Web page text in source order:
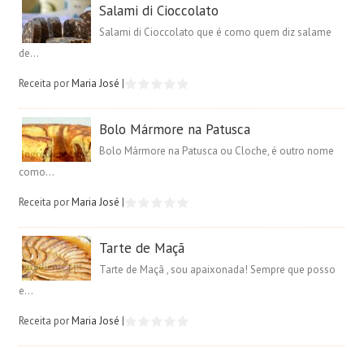
Salami di Cioccolato
Salami di Cioccolato que é como quem diz salame
de...
Receita porMaria José |
Bolo Mármore na Patusca
Bolo Mármore na Patusca ou Cloche, é outro nome
como...
Receita porMaria José |
Tarte de Maçã
Tarte de Maçã , sou apaixonada! Sempre que posso
e...
Receita porMaria José |